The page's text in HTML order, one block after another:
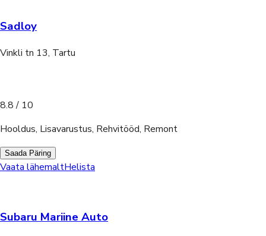
Sadloy
Vinkli tn 13, Tartu
8.8 / 10
Hooldus, Lisavarustus, Rehvitööd, Remont
Saada Päring
Vaata lähemaltHelista
Subaru Mariine Auto